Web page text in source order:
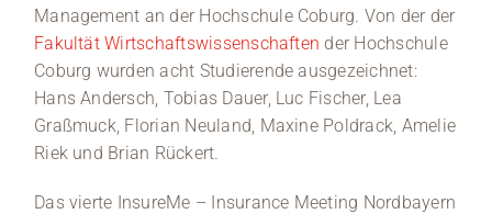
Management an der Hochschule Coburg. Von der der
Fakultät Wirtschaftswissenschaften der Hochschule
Coburg wurden acht Studierende ausgezeichnet:
Hans Andersch, Tobias Dauer, Luc Fischer, Lea
Graßmuck, Florian Neuland, Maxine Poldrack, Amelie
Riek und Brian Rückert.
Das vierte InsureMe – Insurance Meeting Nordbayern